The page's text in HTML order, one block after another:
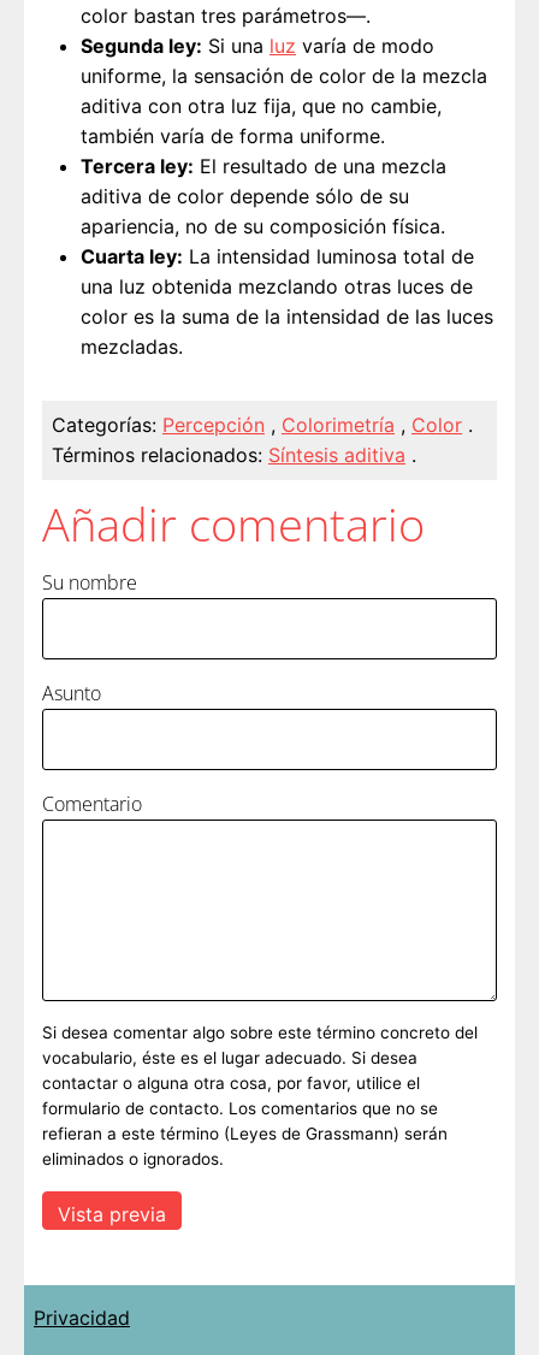
color bastan tres parámetros—.
Segunda ley: Si una luz varía de modo
uniforme, la sensación de color de la mezcla
aditiva con otra luz fija, que no cambie,
también varía de forma uniforme.
Tercera ley: El resultado de una mezcla
aditiva de color depende sólo de su
apariencia, no de su composición física.
Cuarta ley: La intensidad luminosa total de
una luz obtenida mezclando otras luces de
color es la suma de la intensidad de las luces
mezcladas.
Categorías: Percepción , Colorimetría , Color .
Términos relacionados: Síntesis aditiva .
Añadir comentario
Su nombre
Asunto
Comentario
Si desea comentar algo sobre este término concreto del
vocabulario, éste es el lugar adecuado. Si desea
contactar o alguna otra cosa, por favor, utilice el
formulario de contacto. Los comentarios que no se
refieran a este término (Leyes de Grassmann) serán
eliminados o ignorados.
Privacidad